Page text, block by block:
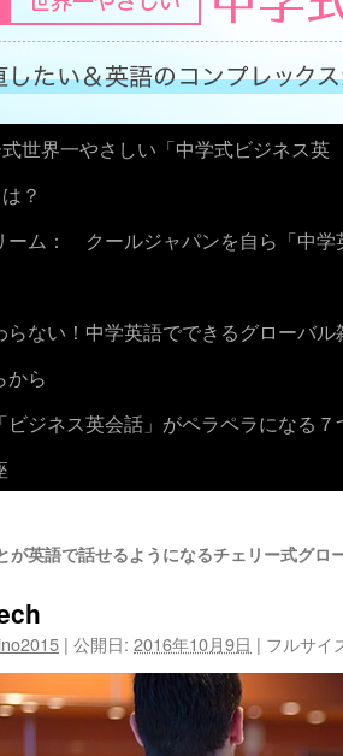
世界一やさしい「中学式ビジネス英
？
ーム： クールジャパンを自ら「中学
らない！中学英語でできるグローバ
から
ビジネス英会話」がペラペラになる
が英語で話せるようになるチェリー式グロ
| 公開日: 2016年10月9日 | フルサイ